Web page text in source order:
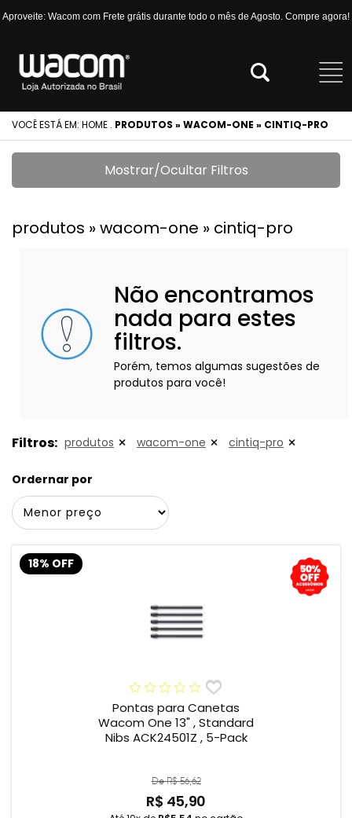
Aproveite: Wacom com Frete grátis durante todo o mês de Agosto. Compre agora!
VOCÊ ESTÁ EM: HOME . PRODUTOS » WACOM-ONE » CINTIQ-PRO
Mostrar/Ocultar Filtros
produtos » wacom-one » cintiq-pro
Não encontramos
nada para estes
filtros.
Porém, temos algumas sugestões de
produtos para você!
Filtros: produtos wacom-one cintiq-pro
Ordernar por
18% OFF
Pontas para Canetas
Wacom One 13" , Standard
Nibs ACK24501Z , 5-Pack
De R$ 56,62
R$ 45,90